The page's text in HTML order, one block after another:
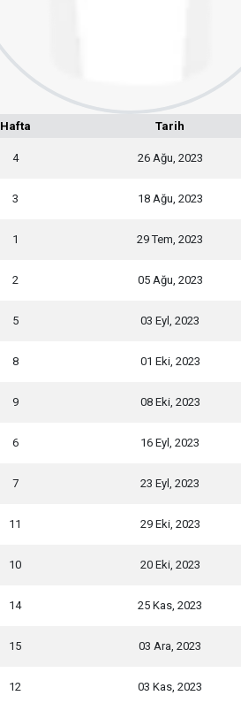
Hafta Tarih
4 26 Ağu, 2023
3 18 Ağu, 2023
1 29 Tem, 2023
2 05 Ağu, 2023
5 03 Eyl, 2023
8 01 Eki, 2023
9 08 Eki, 2023
6 16 Eyl, 2023
7 23 Eyl, 2023
11 29 Eki, 2023
10 20 Eki, 2023
14 25 Kas, 2023
15 03 Ara, 2023
12 03 Kas, 2023